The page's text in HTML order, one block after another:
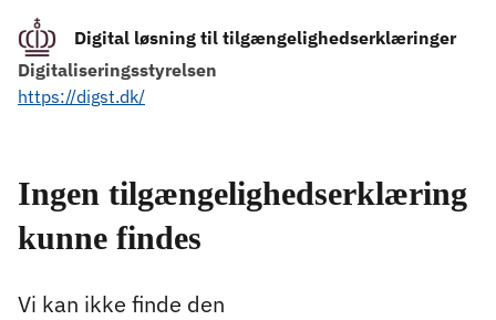
Digital løsning til tilgængelighedserklæringer
Digitaliseringsstyrelsen
https://digst.dk/
Ingen tilgængelighedserklæring
kunne findes
Vi kan ikke finde den